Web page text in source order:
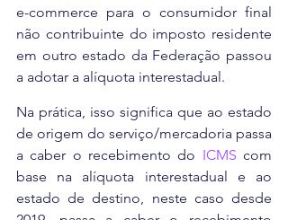
e-commerce para o consumidor final
não contribuinte do imposto residente
em outro estado da Federação passou
a adotar a alíquota interestadual.
Na prática, isso significa que ao estado
de origem do serviço/mercadoria passa
a caber o recebimento do ICMS com
base na alíquota interestadual e ao
estado de destino, neste caso desde